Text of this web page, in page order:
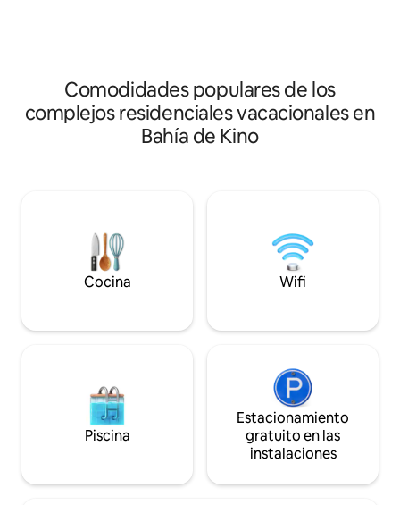
2 sofácama, comedor y cocina equipada
-2 SmartTV Netflix -Lavadora y secadora
de ropa - Internet -Terraza con asador -
across the street
Once you
Kino Bay sunset
Comodidades populares de los
complejos residenciales vacacionales en
Bahía de Kino
Cocina Wifi
Piscina
Estacionamiento
gratuito en las
instalaciones